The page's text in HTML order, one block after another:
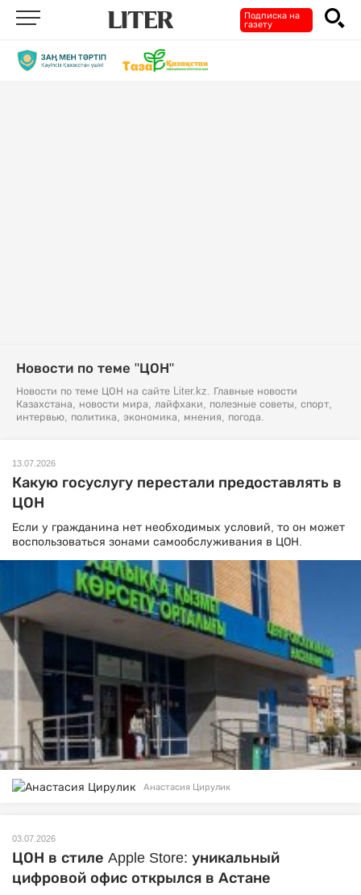
Подписка на
газету
Новости по теме "ЦОН"
Новости по теме ЦОН на сайте Liter.kz. Главные новости
Казахстана, новости мира, лайфхаки, полезные советы, спорт,
интервью, политика, экономика, мнения, погода.
13.07.2026
Какую госуслугу перестали предоставлять в
ЦОН
Если у гражданина нет необходимых условий, то он может
воспользоваться зонами самообслуживания в ЦОН.
Анастасия Цирулик
03.07.2026
ЦОН в стиле Apple Store: уникальный
цифровой офис открылся в Астане